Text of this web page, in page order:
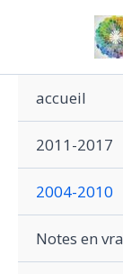
accueil
2011-2017
2004-2010
Notes en